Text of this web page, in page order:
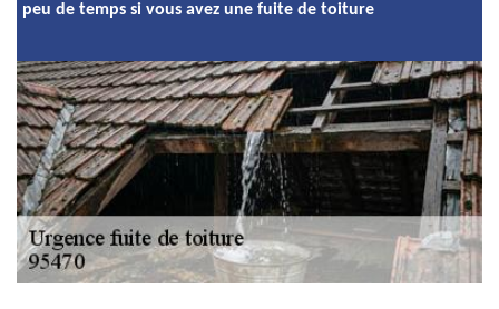
peu de temps si vous avez une fuite de toiture